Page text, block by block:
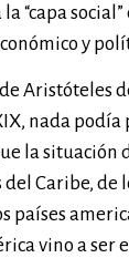
“capa
y
Aristóteles
nada podía
la situación
Caribe, de
países
vino a ser